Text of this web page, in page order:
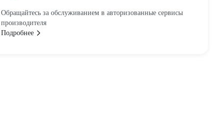
Обращайтесь за обслуживанием в авторизованные сервисы
производителя
Подробнее